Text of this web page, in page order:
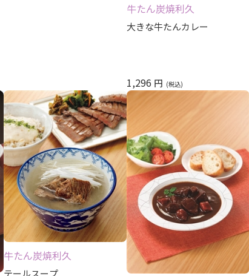
牛たん炭焼利久
大きな牛たんカレー
1,296 円
牛たん炭焼利久
テールスープ